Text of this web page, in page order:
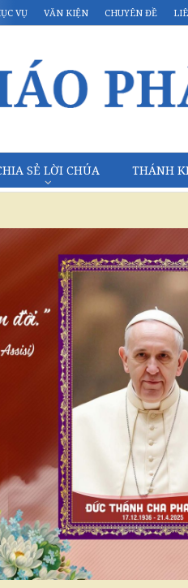
VỤ VĂN KIỆN CHUYÊN ĐỀ
SẺ LỜI CHÚA THÁNH